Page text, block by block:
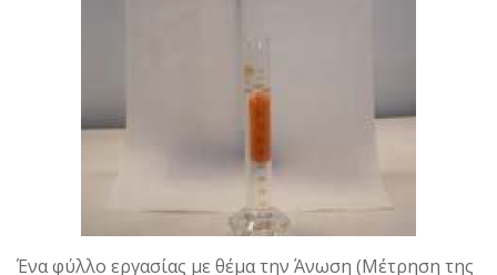
Ένα φύλλο εργασίας με θέμα την Άνωση (Μέτρηση της